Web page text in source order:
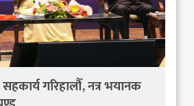
गरिहालौँ, नत्र भयानक